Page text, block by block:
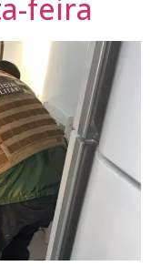
feira